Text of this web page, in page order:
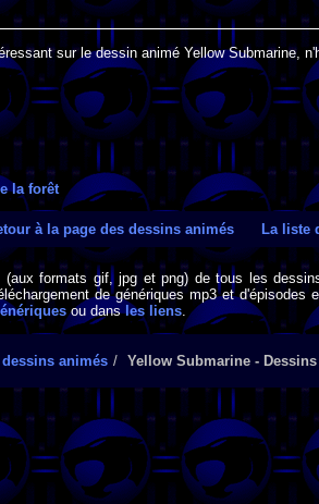
sur le dessin animé Yellow Submarine,
la forêt
à la page des dessins animés La liste
formats gif, jpg et png) de tous les
de génériques mp3 et
ou dansles liens.
animés Yellow Submarine -